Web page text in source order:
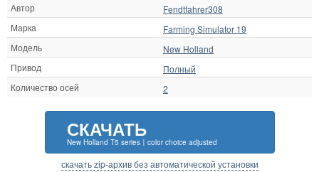
Автор
Fendtfahrer308
Марка
Farming Simulator 19
Модель
New Holland
Привод
Полный
Количество осей
2
СКАЧАТЬ
New Holland T5 series〡color choice adjusted
скачать zip-архив без автоматической установки